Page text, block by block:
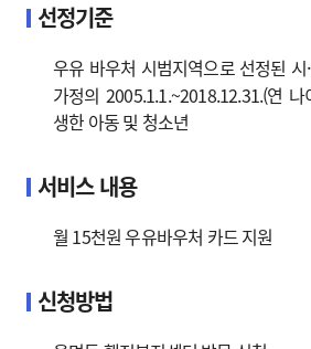
선정기준
우유 바우처 시범지역으로 선정된
가정의 2005.1.1.~2018.12.31.(연
생한 아동 및 청소년
서비스 내용
월 15천원 우유바우처 카드 지원
신청방법